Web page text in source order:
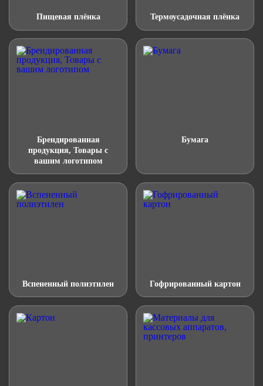
Пищевая плёнка Термоусадочная плёнка
Брендированная
продукция, Товары с
вашим логотипом
Бумага
Вспененный полиэтилен Гофрированный картон